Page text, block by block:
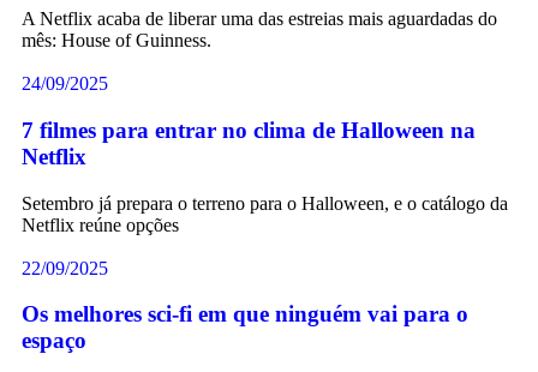
A Netflix acaba de liberar uma das estreias mais aguardadas do
mês: House of Guinness.
24/09/2025
7 filmes para entrar no clima de Halloween na
Netflix
Setembro já prepara o terreno para o Halloween, e o catálogo da
Netflix reúne opções
22/09/2025
Os melhores sci-fi em que ninguém vai para o
espaço